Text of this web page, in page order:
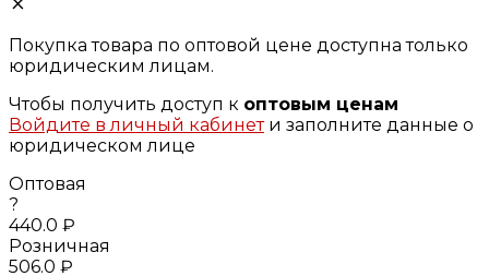
Покупка товара по оптовой цене доступна только
юридическим лицам.
Чтобы получить доступ к оптовым ценам
Войдите в личный кабинети заполните данные о
юридическом лице
Оптовая
?
440.0 ₽
Розничная
506.0 ₽